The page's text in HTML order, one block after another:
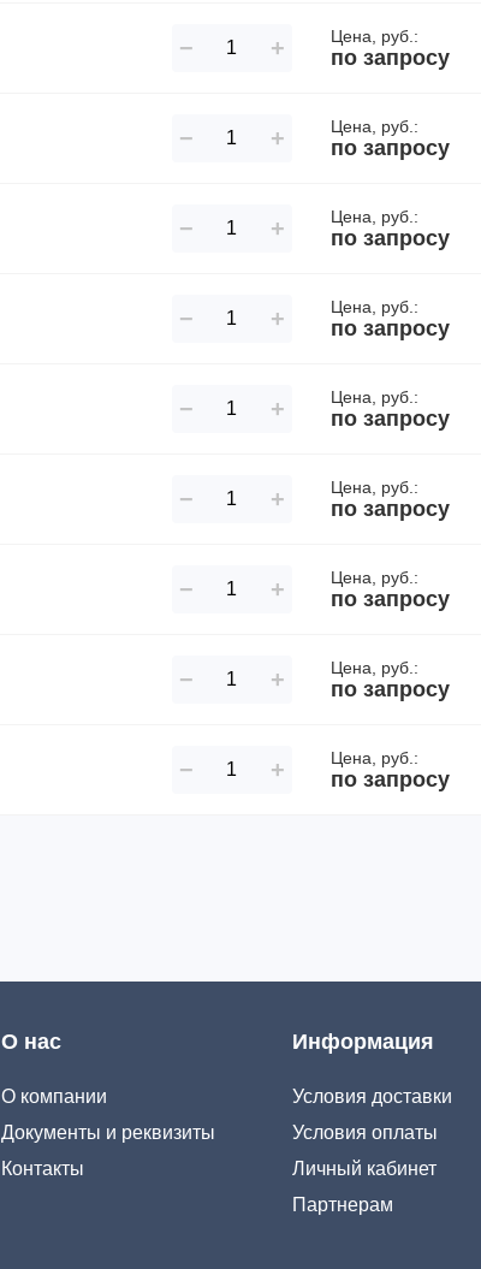
− + Цена, руб.:
по запросу
− + Цена, руб.:
по запросу
− + Цена, руб.:
по запросу
− + Цена, руб.:
по запросу
− + Цена, руб.:
по запросу
− + Цена, руб.:
по запросу
− + Цена, руб.:
по запросу
− + Цена, руб.:
по запросу
− + Цена, руб.:
по запросу
О нас
О компании
Документы и реквизиты
Контакты
Информация
Условия доставки
Условия оплаты
Личный кабинет
Партнерам